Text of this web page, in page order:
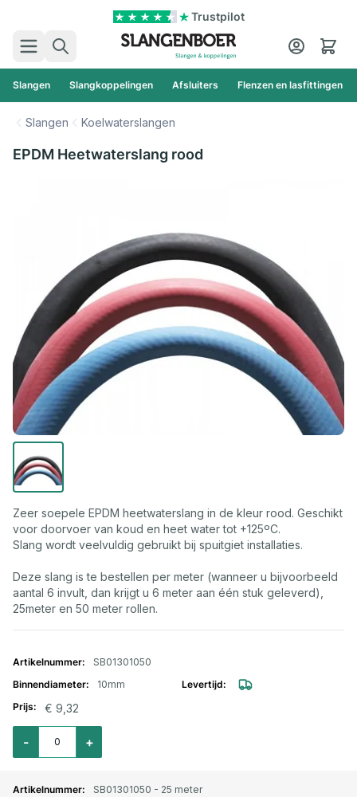
Trustpilot
Zoek
Cart
Slangen Slangkoppelingen Afsluiters Flenzen en lasfittingen
Slangen Koelwaterslangen
EPDM Heetwaterslang rood
Zeer soepele EPDM heetwaterslang in de kleur rood. Geschikt
voor doorvoer van koud en heet water tot +125ºC.
Slang wordt veelvuldig gebruikt bij spuitgiet installaties.
Deze slang is te bestellen per meter (wanneer u bijvoorbeeld
aantal 6 invult, dan krijgt u 6 meter aan één stuk geleverd),
25meter en 50 meter rollen.
SB01301050
10mm
€ 9,32
Aantal voor EPDM heetwaterslang rood 10mm
+
-
SB01301050 - 25 meter